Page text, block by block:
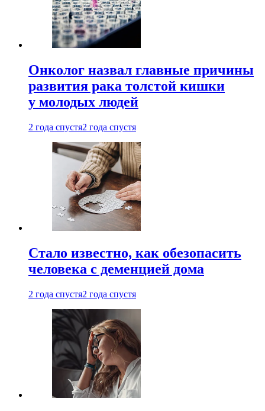
Онколог назвал главные причины
развития рака толстой кишки
у молодых людей
2 года спустя2 года спустя
Стало известно, как обезопасить
человека с деменцией дома
2 года спустя2 года спустя